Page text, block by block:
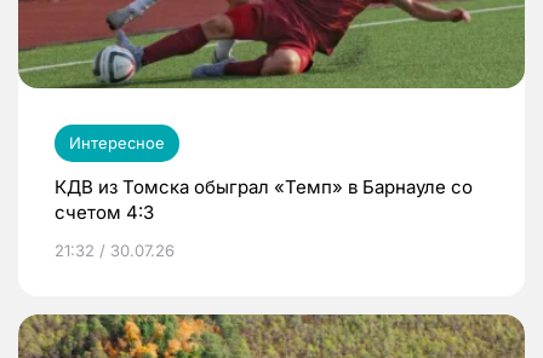
Интересное
КДВ из Томска обыграл «Темп» в Барнауле со
счетом 4:3
21:32 / 30.07.26